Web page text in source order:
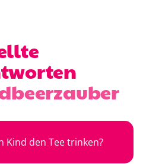
Kind den Tee trinken?